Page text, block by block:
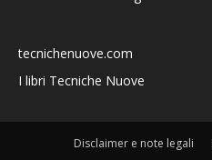
tecnichenuove.com
I libri Tecniche Nuove
Disclaimer e note legali